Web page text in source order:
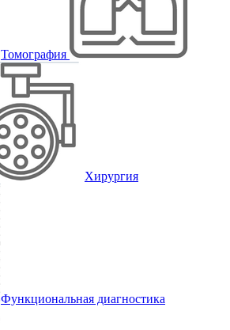
Томография
Хирургия
Функциональная диагностика